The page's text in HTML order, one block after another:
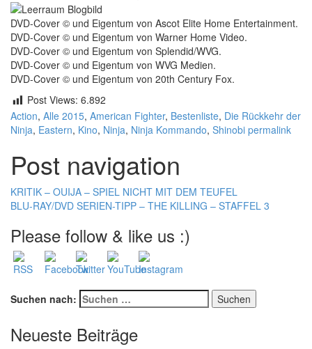
DVD-Cover © und Eigentum von Ascot Elite Home Entertainment.
DVD-Cover © und Eigentum von Warner Home Video.
DVD-Cover © und Eigentum von Splendid/WVG.
DVD-Cover © und Eigentum von WVG Medien.
DVD-Cover © und Eigentum von 20th Century Fox.
Post Views: 6.892
Action, Alle 2015, American Fighter, Bestenliste, Die Rückkehr der
Ninja, Eastern, Kino, Ninja, Ninja Kommando, Shinobi permalink
Post navigation
KRITIK – OUIJA – SPIEL NICHT MIT DEM TEUFEL
BLU-RAY/DVD SERIEN-TIPP – THE KILLING – STAFFEL 3
Please follow & like us :)
Suchen nach:
Neueste Beiträge